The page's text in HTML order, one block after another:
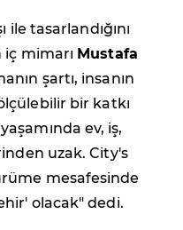
ile tasarlandığını
iç mimarı Mustafa
şartı, insanın
bir katkı
ev, iş,
uzak. City's
mesafesinde
olacak" dedi.